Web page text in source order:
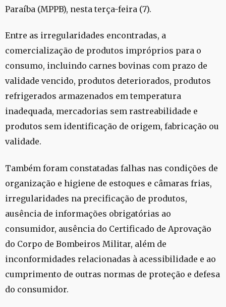
Paraíba (MPPB), nesta terça-feira (7).
Entre as irregularidades encontradas, a
comercialização de produtos impróprios para o
consumo, incluindo carnes bovinas com prazo de
validade vencido, produtos deteriorados, produtos
refrigerados armazenados em temperatura
inadequada, mercadorias sem rastreabilidade e
produtos sem identificação de origem, fabricação ou
validade.
Também foram constatadas falhas nas condições de
organização e higiene de estoques e câmaras frias,
irregularidades na precificação de produtos,
ausência de informações obrigatórias ao
consumidor, ausência do Certificado de Aprovação
do Corpo de Bombeiros Militar, além de
inconformidades relacionadas à acessibilidade e ao
cumprimento de outras normas de proteção e defesa
do consumidor.